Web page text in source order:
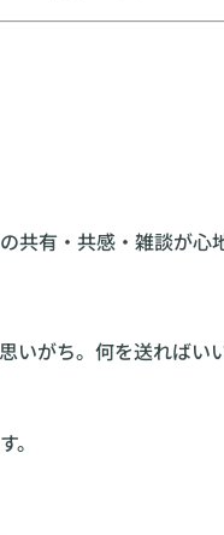
有・共感・雑談が心
がち。何を送ればい
。